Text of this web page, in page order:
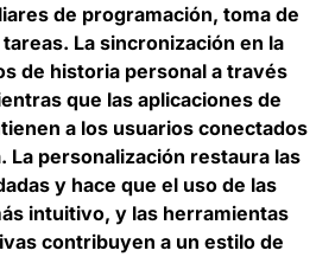
de programación, toma de
La sincronización en la
de historia personal a través
que las aplicaciones de
a los usuarios conectados
La personalización restaura las
y hace que el uso de las
intuitivo, y las herramientas
contribuyen a un estilo de